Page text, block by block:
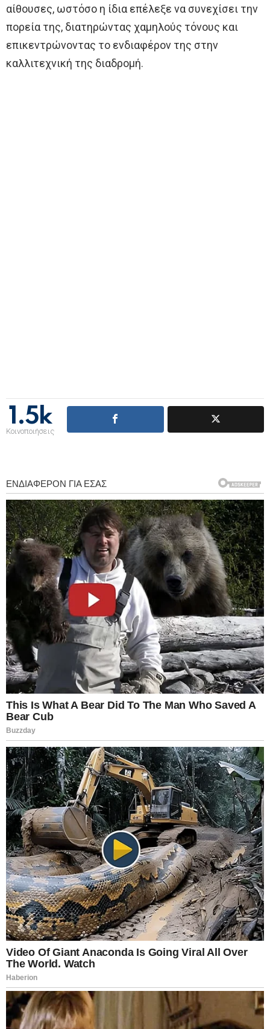
αίθουσες, ωστόσο η ίδια επέλεξε να συνεχίσει την
πορεία της, διατηρώντας χαμηλούς τόνους και
επικεντρώνοντας το ενδιαφέρον της στην
καλλιτεχνική της διαδρομή.
1.5k
Κοινοποιήσεις